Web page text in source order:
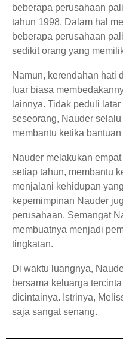
beberapa perusahaan
tahun 1998. Dalam hal
beberapa perusahaan
sedikit orang yang
Namun, kerendahan hati
luar biasa
lainnya. Tidak peduli
seseorang, Nauder
membantu ketika
Nauder melakukan
setiap tahun, membantu
menjalani kehidupan
kepemimpinan Nauder
perusahaan. Semangat
membuatnya menjadi
tingkatan.
Di waktu luangnya,
bersama keluarga
dicintainya. Istrinya,
saja sangat senang.